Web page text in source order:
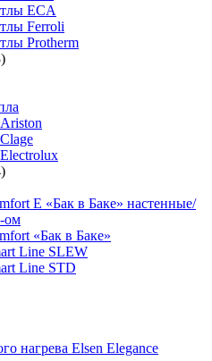
ECA
Ferroli
Protherm
E «Бак в Баке» настенные/
ом
«Бак в Баке»
Line SLEW
Line STD
нагрева Elsen Elegance